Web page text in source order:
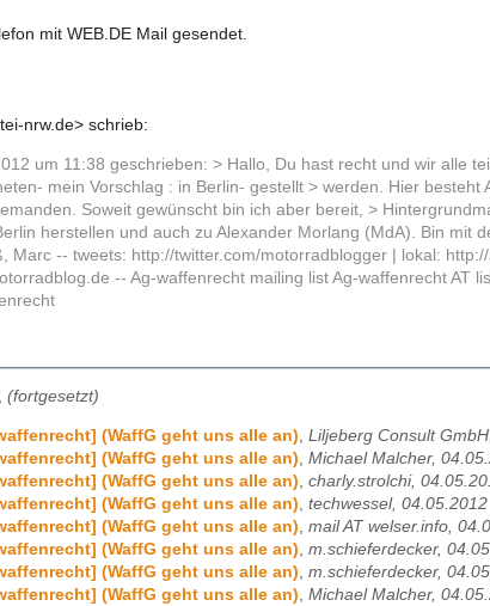
mit WEB.DE Mail gesendet.
nrw.de> schrieb:
um 11:38 geschrieben: > Hallo, Du hast recht und wir alle
mein Vorschlag : in Berlin- gestellt > werden. Hier
Soweit gewünscht bin ich aber bereit, >
herstellen und auch zu Alexander Morlang (MdA). Bin mit
Marc -- tweets: http://twitter.com/motorradblogger | lokal:
-- Ag-waffenrecht mailing list Ag-waffenrecht AT
, (fortgesetzt)
(WaffG geht uns alle an), Liljeberg Consult
(WaffG geht uns alle an), Michael Malcher,
(WaffG geht uns alle an), charly.strolchi,
(WaffG geht uns alle an), techwessel, 04.05.2012
(WaffG geht uns alle an), mail AT welser.info,
(WaffG geht uns alle an), m.schieferdecker,
(WaffG geht uns alle an), m.schieferdecker,
(WaffG geht uns alle an), Michael Malcher,